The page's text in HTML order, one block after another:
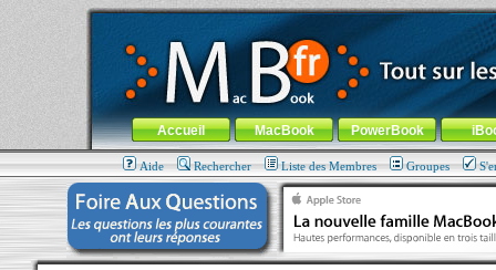
MacBook-fr.com : 100% Apple... 100% nomade !
Aller au contenu-Aller au menu général-Aller au menu de
Menu général
Accueil MacBook PowerBook
Aide Rechercher Liste des Membres Groupes